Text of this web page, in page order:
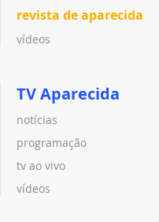
revista de aparecida
vídeos
TV Aparecida
notícias
programação
tv ao vivo
vídeos